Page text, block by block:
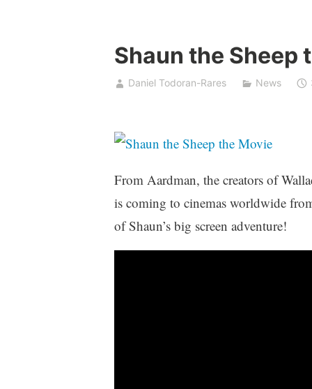
Shaun the Sheep
Daniel Todoran-Rares News
From Aardman, the creators of
is coming to cinemas worldwide
of Shaun’s big screen adventure!